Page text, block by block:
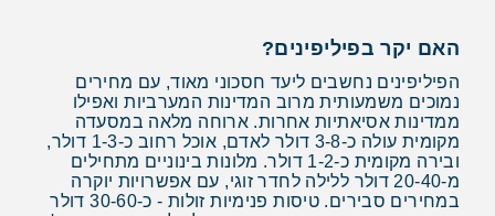
האם יקר בפיליפינים?
הפיליפינים נחשבים ליעד חסכוני מאוד, עם מחירים
נמוכים משמעותית מרוב המדינות המערביות ואפילו
ממדינות אסיאתיות אחרות. ארוחה מלאה במסעדה
מקומית עולה כ-3-8 דולר לאדם, אוכל רחוב כ-1-3 דולר,
ובירה מקומית כ-1-2 דולר. מלונות בינוניים מתחילים
מ-20-40 דולר ללילה לחדר זוגי, עם אפשרויות יוקרה
במחירים סבירים. טיסות פנימיות זולות - כ-30-60 דולר